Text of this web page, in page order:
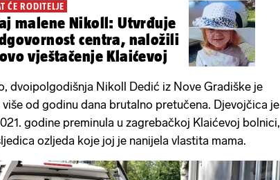
ĆE RODITELJE
malene Nikoll: Utvrđuje
centra, naložili
vještačenje Klaićevoj
dvoipolgodišnja Nikoll Dedić iz Nove Gradiške je
od godinu dana brutalno pretučena. Djevojčica je
godine preminula u zagrebačkoj Klaićevoj bolnici,
ozljeda koje joj je nanijela vlastita mama.